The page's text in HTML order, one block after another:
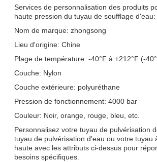
Services de personnalisation des produits
haute pression du tuyau de soufflage d'eau:
Nom de marque: zhongsong
Lieu d'origine: Chine
Plage de température: -40°F à +212°F (-
Couche: Nylon
Couche extérieure: polyuréthane
Pression de fonctionnement: 4000 bar
Couleur: Noir, orange, rouge, bleu, etc.
Personnalisez votre tuyau de pulvérisation
tuyau de pulvérisation d'eau ou votre tuyau
haute avec les attributs ci-dessus pour
besoins spécifiques.